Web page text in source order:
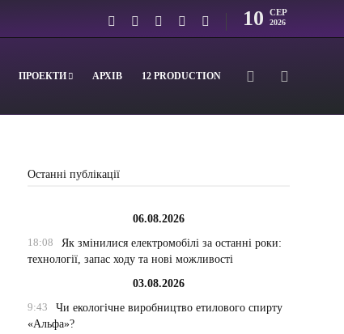
10 СЕР
2026
ПРОЕКТИ АРХІВ 12 PRODUCTION
Останні публікації
06.08.2026
18:08
Як змінилися електромобілі за останні роки:
технології, запас ходу та нові можливості
03.08.2026
9:43
Чи екологічне виробництво етилового спирту
«Альфа»?